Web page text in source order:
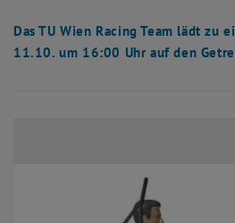
Das TU Wien Racing Team lädt zu
11.10. um 16:00 Uhr auf den